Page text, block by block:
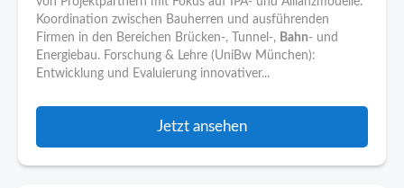
Koordination zwischen Bauherren und ausführenden
Firmen in den Bereichen Brücken-, Tunnel-, Bahn- und
Energiebau. Forschung & Lehre (UniBw München):
Entwicklung und Evaluierung innovativer...
Jetzt ansehen